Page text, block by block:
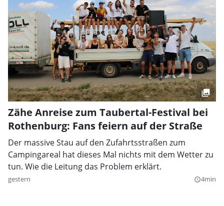
Zähe Anreise zum Taubertal-Festival bei
Rothenburg: Fans feiern auf der Straße
Der massive Stau auf den Zufahrtsstraßen zum
Campingareal hat dieses Mal nichts mit dem Wetter zu
tun. Wie die Leitung das Problem erklärt.
gestern query_builder4min